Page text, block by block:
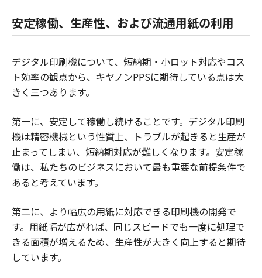
安定稼働、生産性、および流通用紙の利用
デジタル印刷機について、短納期・小ロット対応やコス
ト効率の観点から、キヤノンPPSに期待している点は大
きく三つあります。
第一に、安定して稼働し続けることです。デジタル印刷
機は精密機械という性質上、トラブルが起きると生産が
止まってしまい、短納期対応が難しくなります。安定稼
働は、私たちのビジネスにおいて最も重要な前提条件で
あると考えています。
第二に、より幅広の用紙に対応できる印刷機の開発で
す。用紙幅が広がれば、同じスピードでも一度に処理で
きる面積が増えるため、生産性が大きく向上すると期待
しています。